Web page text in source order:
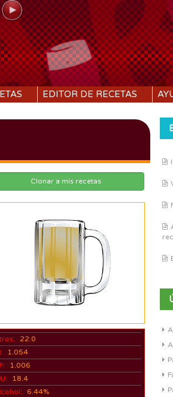
EDITOR DE RECETAS
Clonar a mis recetas
22.0
1.054
1.006
18.4
6.44%